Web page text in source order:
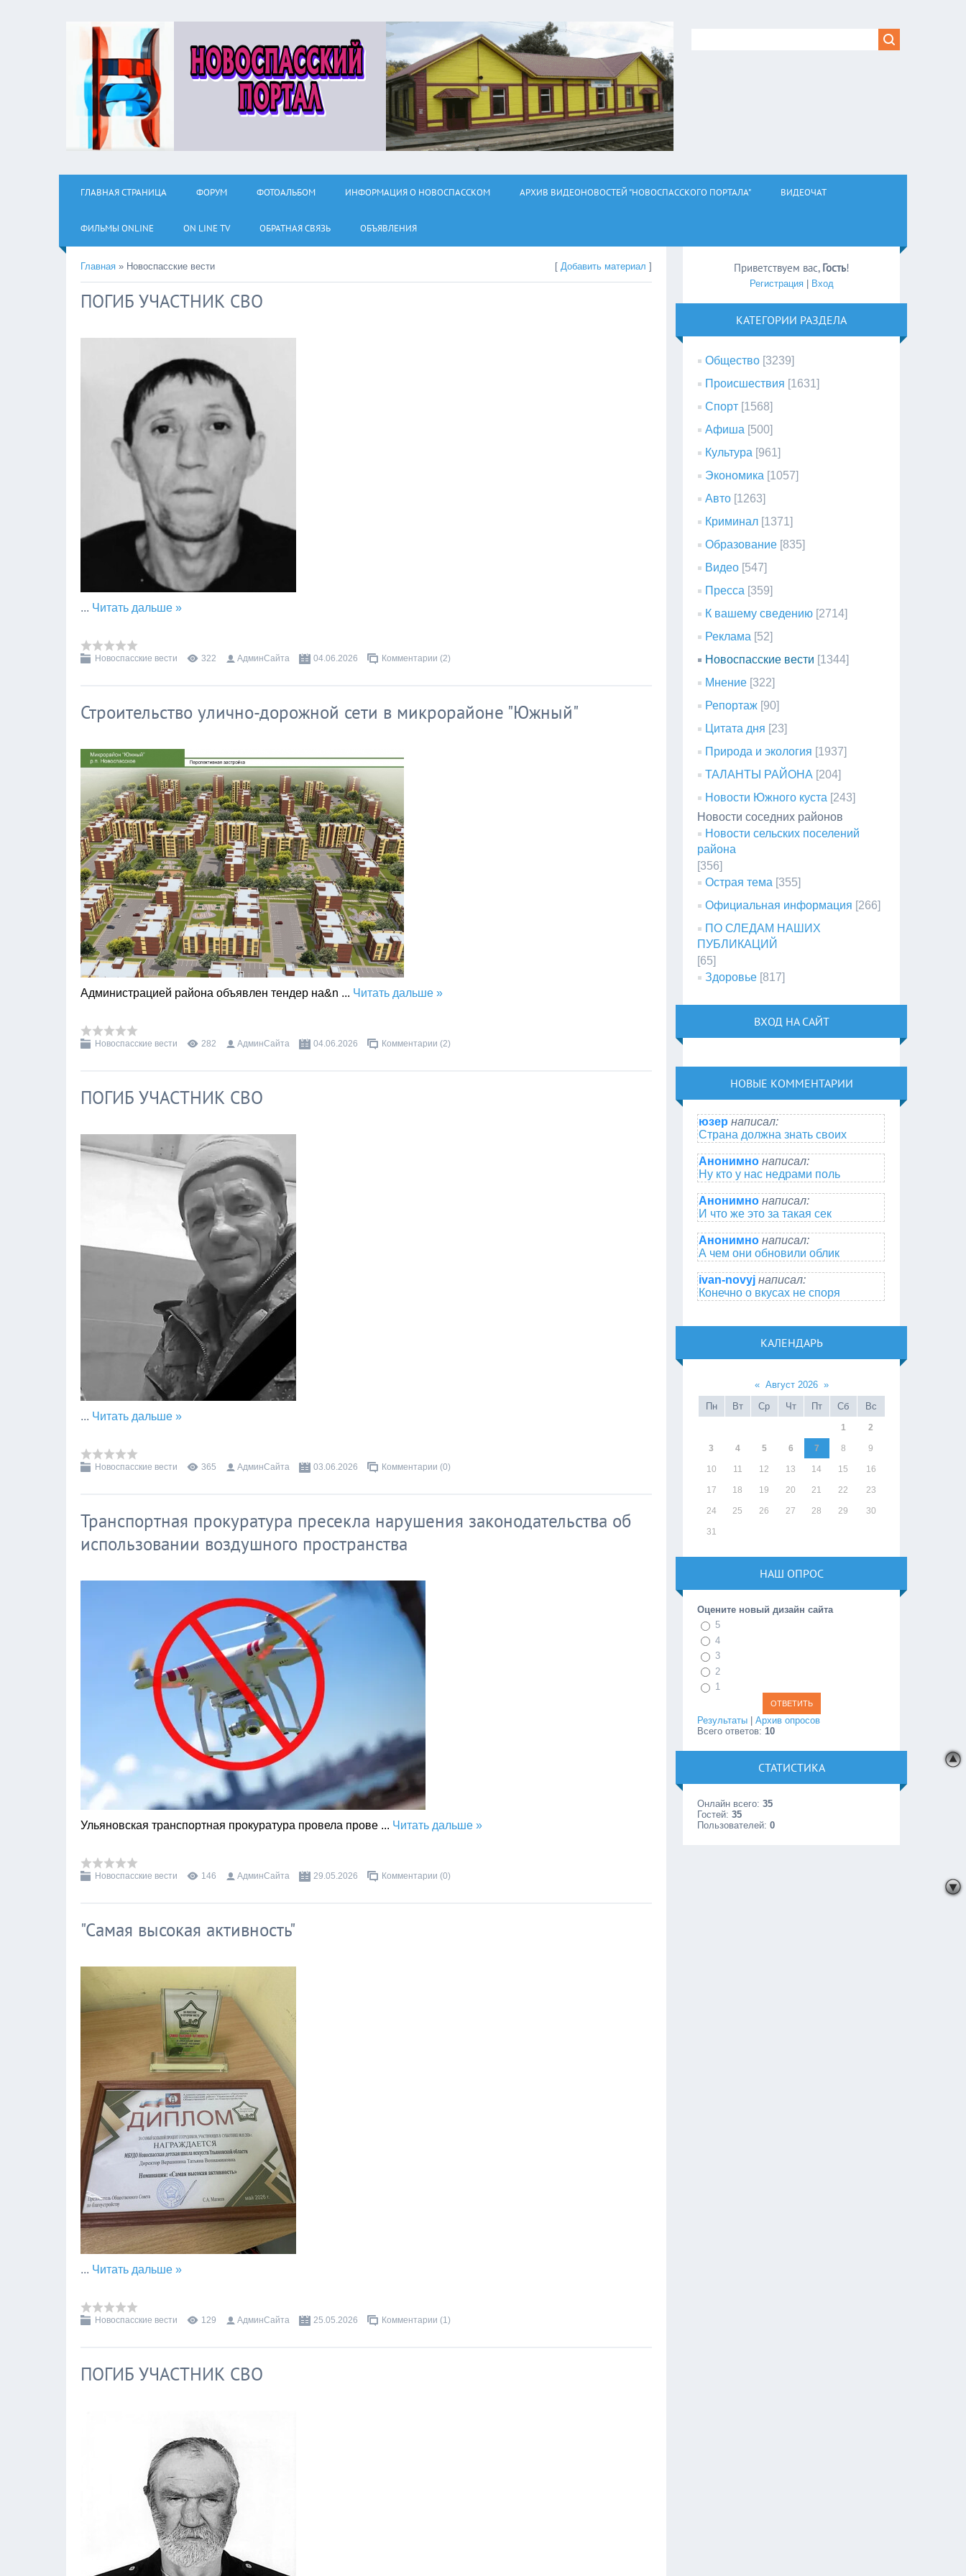
ГЛАВНАЯ СТРАНИЦА ФОРУМ ФОТОАЛЬБОМ ИНФОРМАЦИЯ О НОВОСПАССКОМ АРХИВ ВИДЕОНОВОСТЕЙ "НОВОСПАССКОГО ПОРТАЛА" ВИДЕОЧАТ
ФИЛЬМЫ ОNLINE ON LINE TV ОБРАТНАЯ СВЯЗЬ ОБЪЯВЛЕНИЯ
Главная » Новоспасские вести [Добавить материал ]
ПОГИБ УЧАСТНИК СВО
... Читать дальше »
Новоспасские вести 322 АдминСайта 04.06.2026 Комментарии (2)
Строительство улично-дорожной сети в микрорайоне "Южный"
Администрацией района объявлен тендер на&n ... Читать дальше »
Новоспасские вести 282 АдминСайта 04.06.2026 Комментарии (2)
ПОГИБ УЧАСТНИК СВО
... Читать дальше »
Новоспасские вести 365 АдминСайта 03.06.2026 Комментарии (0)
Транспортная прокуратура пресекла нарушения законодательства об
использовании воздушного пространства
Ульяновская транспортная прокуратура провела прове ... Читать дальше »
Новоспасские вести 146 АдминСайта 29.05.2026 Комментарии (0)
"Самая высокая активность"
... Читать дальше »
Новоспасские вести 129 АдминСайта 25.05.2026 Комментарии (1)
ПОГИБ УЧАСТНИК СВО
Приветствуем вас, Гость!
Регистрация| Вход
КАТЕГОРИИ РАЗДЕЛА
Общество [3239]
Происшествия [1631]
Спорт [1568]
Афиша [500]
Культура [961]
Экономика [1057]
Авто [1263]
Криминал [1371]
Образование [835]
Видео [547]
Пресса [359]
К вашему сведению [2714]
Реклама [52]
Новоспасские вести [1344]
Мнение [322]
Репортаж [90]
Цитата дня [23]
Природа и экология [1937]
ТАЛАНТЫ РАЙОНА [204]
Новости Южного куста [243]
Новости соседних районов
Новости сельских поселений
района
[356]
Острая тема [355]
Официальная информация [266]
ПО СЛЕДАМ НАШИХ
ПУБЛИКАЦИЙ
[65]
Здоровье [817]
ВХОД НА САЙТ
НОВЫЕ КОММЕНТАРИИ
юзер написал:
Страна должна знать своих
Анонимно написал:
Ну кто у нас недрами поль
Анонимно написал:
И что же это за такая сек
Анонимно написал:
А чем они обновили облик
ivan-novyj написал:
Конечно о вкусах не споря
КАЛЕНДАРЬ
« Август 2026 »
Пн
Вт Ср Чт Пт Сб Вс
1 2
3 4 5 6 7 8 9
10 11 12 13 14 15 16
17 18 19 20 21 22 23
24 25 26 27 28 29 30
31
НАШ ОПРОС
Оцените новый дизайн сайта
5
4
3
2
1
Результаты |Архив опросов
Всего ответов: 10
СТАТИСТИКА
Онлайн всего:35
Гостей:35
Пользователей:0